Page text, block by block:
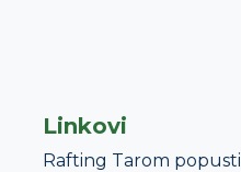
Linkovi
Rafting Tarom popusti